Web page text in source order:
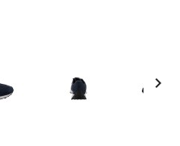
